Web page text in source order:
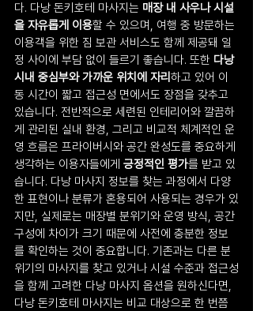
다. 다낭 돈키호테 마사지는 매장 내 사우나 시설
을 자유롭게 이용할 수 있으며, 여행 중 방문하는
이용객을 위한 짐 보관 서비스도 함께 제공돼 일
정 사이에 부담 없이 들르기 좋습니다. 또한 다낭
시내 중심부와 가까운 위치에 자리하고 있어 이
동 시간이 짧고 접근성 면에서도 장점을 갖추고
있습니다. 전반적으로 세련된 인테리어와 깔끔하
게 관리된 실내 환경, 그리고 비교적 체계적인 운
영 흐름은 프라이버시와 공간 완성도를 중요하게
생각하는 이용자들에게 긍정적인 평가를 받고 있
습니다. 다낭 마사지 정보를 찾는 과정에서 다양
한 표현이나 분류가 혼용되어 사용되는 경우가 있
지만, 실제로는 매장별 분위기와 운영 방식, 공간
구성에 차이가 크기 때문에 사전에 충분한 정보
를 확인하는 것이 중요합니다. 기존과는 다른 분
위기의 마사지를 찾고 있거나 시설 수준과 접근성
을 함께 고려한 다낭 마사지 옵션을 원하신다면,
다낭 돈키호테 마사지는 비교 대상으로 한 번쯤